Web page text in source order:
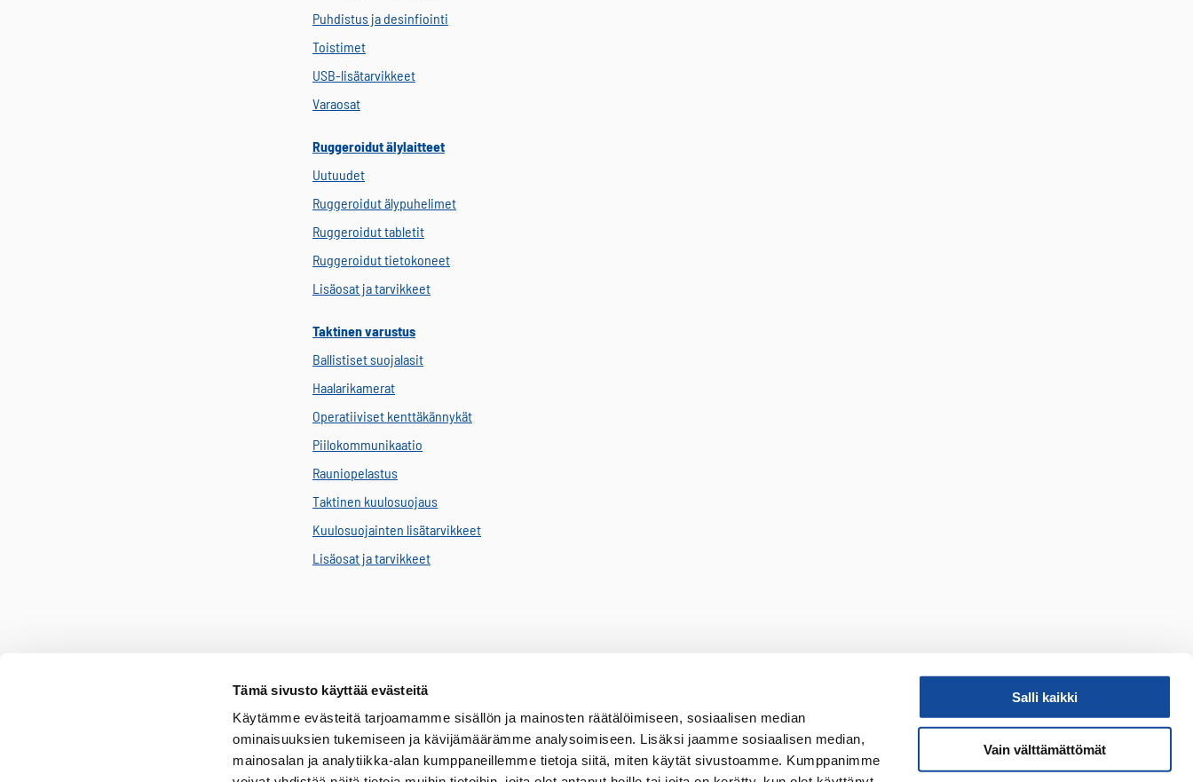
Tämä sivusto käyttää evästeitä
Käytämme evästeitä tarjoamamme sisällön ja mainosten räätälöimiseen, sosiaalisen median
ominaisuuksien tukemiseen ja kävijämäärämme analysoimiseen. Lisäksi jaamme sosiaalisen median,
mainosalan ja analytiikka-alan kumppaneillemme tietoja siitä, miten käytät sivustoamme. Kumppanimme
Salli kaikki
Vain välttämättömät
Puhdistus ja desinfiointi
Toistimet
USB-lisätarvikkeet
Varaosat
Ruggeroidut älylaitteet
Uutuudet
Ruggeroidut älypuhelimet
Ruggeroidut tabletit
Ruggeroidut tietokoneet
Lisäosat ja tarvikkeet
Taktinen varustus
Ballistiset suojalasit
Haalarikamerat
Operatiiviset kenttäkännykät
Piilokommunikaatio
Rauniopelastus
Taktinen kuulosuojaus
Kuulosuojainten lisätarvikkeet
Lisäosat ja tarvikkeet
Senop Communications on kumppanisi turvalliseen ja luotettavaan ammattilaisviestintään. Tarjoamme yksityiset TETRA-privaattiverkot, VIRVE-päätelaitteet ja sovellukset avaimet käteen -